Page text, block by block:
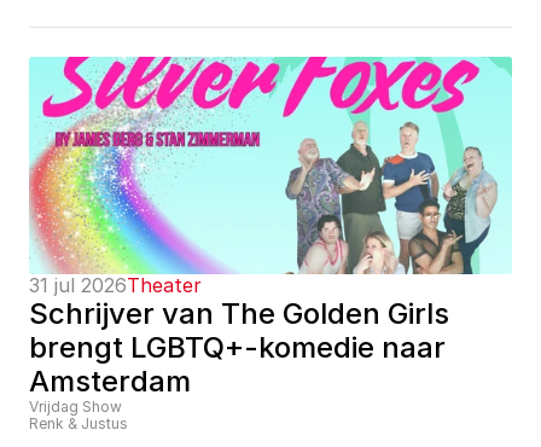
31 jul 2026Theater
Schrijver van The Golden Girls
brengt LGBTQ+-komedie naar
Amsterdam
Vrijdag Show
Renk & Justus